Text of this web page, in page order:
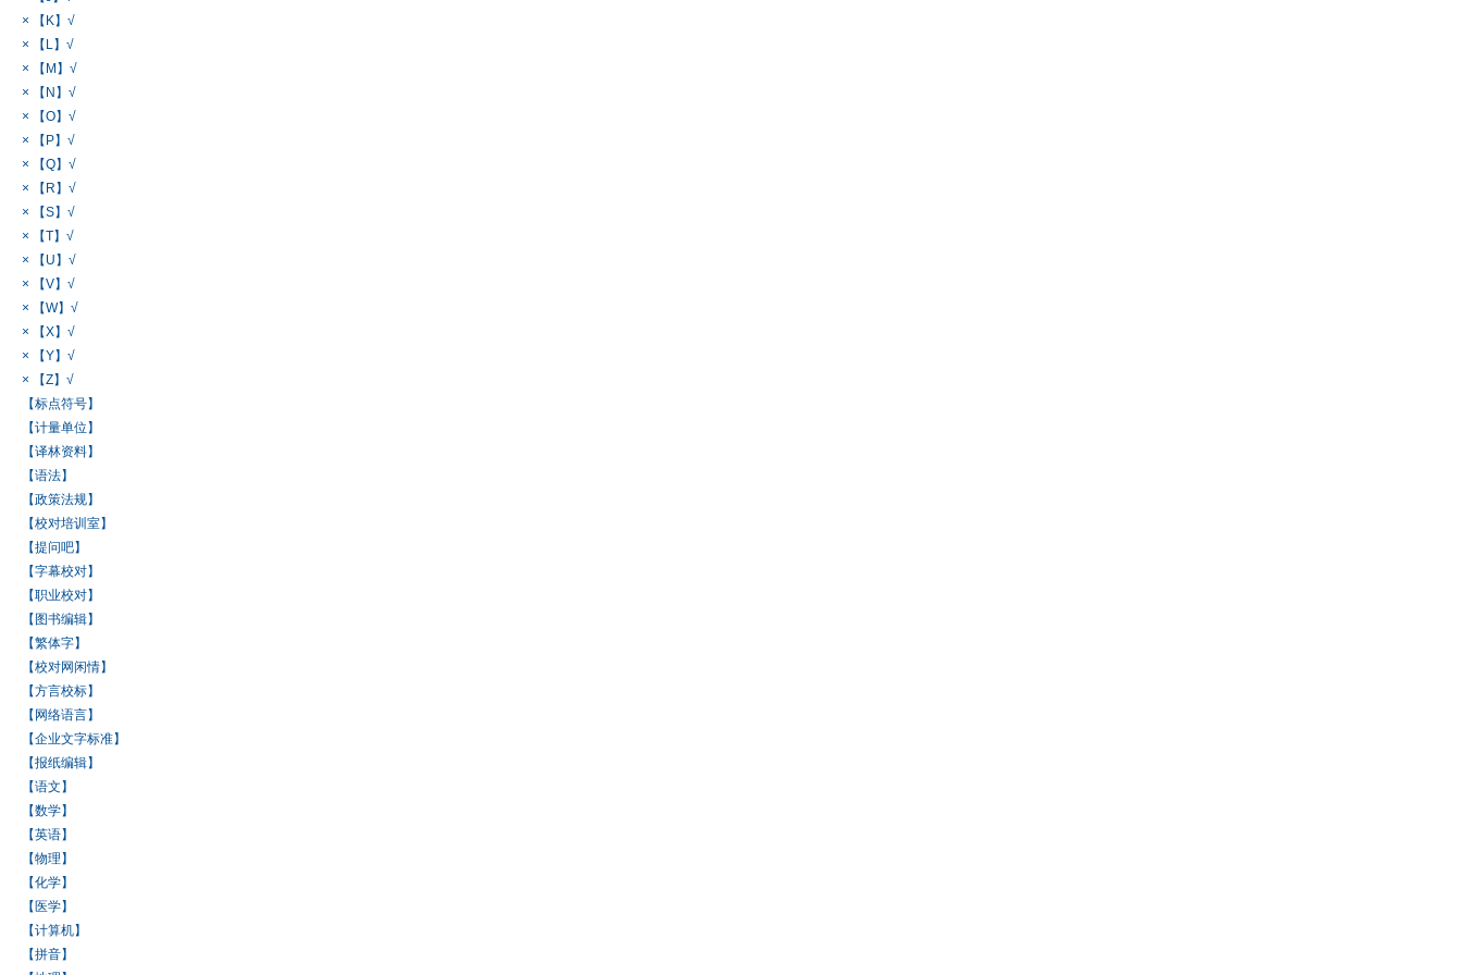
× 【K】√
× 【L】√
× 【M】√
× 【N】√
× 【O】√
× 【P】√
× 【Q】√
× 【R】√
× 【S】√
× 【T】√
× 【U】√
× 【V】√
× 【W】√
× 【X】√
× 【Y】√
× 【Z】√
【标点符号】
【计量单位】
【译林资料】
【语法】
【政策法规】
【校对培训室】
【提问吧】
【字幕校对】
【职业校对】
【图书编辑】
【繁体字】
【校对网闲情】
【方言校标】
【网络语言】
【企业文字标准】
【报纸编辑】
【语文】
【数学】
【英语】
【物理】
【化学】
【医学】
【计算机】
【拼音】